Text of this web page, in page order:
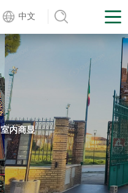
中文
室内商显